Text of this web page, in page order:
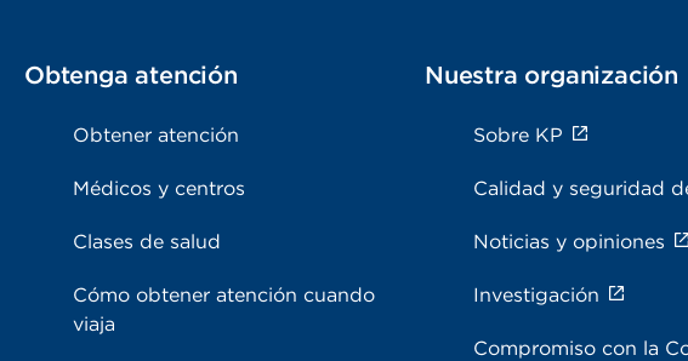
Obtenga atención
Obtener atención
Médicos y centros
Clases de salud
Cómo obtener atención cuando
viaja
Nuestra organización
Sobre KP
Calidad y seguridad
Noticias y opiniones
Investigación
Compromiso con la